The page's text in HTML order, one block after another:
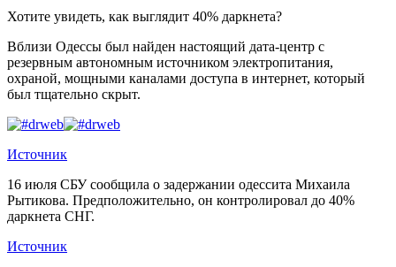
Хотите увидеть, как выглядит 40% даркнета?
Вблизи Одессы был найден настоящий дата-центр с
резервным автономным источником электропитания,
охраной, мощными каналами доступа в интернет, который
был тщательно скрыт.
Источник
16 июля СБУ сообщила о задержании одессита Михаила
Рытикова. Предположительно, он контролировал до 40%
даркнета СНГ.
Источник